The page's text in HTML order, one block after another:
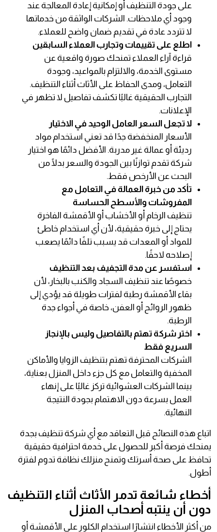
على جودة التنظيف أو إمكانية إعادة المعالجة عند
وجود أي ملاحظات. الشركات الواثقة من خدماتها
لا تتردد عادة في تقديم ضمان واضح للعملاء.
اطلع على تقييمات وتجارب العملاء السابقين
قراءة آراء العملاء تمنحك صورة واقعية عن
مستوى الخدمة، والالتزام بالمواعيد، وجودة
التعامل، ومدى الحفاظ على الأثاث أثناء التنظيف.
التجارب الحقيقية غالبًا تكشف تفاصيل لا تظهر في
الإعلانات.
لا تجعل السعر العامل الوحيد في الاختيار
الأسعار المنخفضة جدًا قد تعني استخدام مواد
رديئة أو عمالة غير مدربة. الأفضل دائمًا هو اختيار
شركة تقدم توازنًا بين الجودة والسعر بدلًا من
البحث عن الأرخص فقط.
تأكد من خبرة العمالة في التعامل مع
المفروشات والأسطح الحساسة
تنظيف الرخام أو الأخشاب أو الأقمشة الفاخرة
يحتاج إلى خبرة حقيقية، لأن أي استخدام خاطئ
للمواد أو المعدات قد يسبب تلفًا دائمًا يصعب
إصلاحه لاحقًا.
استفسر عن مدة التجفيف بعد التنظيف
خصوصًا عند تنظيف السجاد والكنب بالبخار، لأن
بقاء الأقمشة رطبة لفترات طويلة قد يؤدي إلى
ظهور الروائح أو العفن، خاصة في أجواء جدة
الرطبة.
اختر شركة تهتم بالتفاصيل وليس بالإنجاز
السريع فقط
الشركات المحترفة تهتم بتنظيف الزوايا والأماكن
المخفية والتعامل مع كل جزء داخل المنزل بعناية،
بينما الشركات العشوائية تركز غالبًا على إنهاء
العمل بسرعة دون الاهتمام بجودة النتيجة
النهائية.
اتباع هذه النصائح قبل التعاقد مع أي شركة تنظيف بجدة
يمنحك فرصة أكبر للحصول على خدمة احترافية حقيقية
تحافظ على صحة أسرتك وتمنح منزلك نظافة تدوم لفترة
أطول.
أخطاء شائعة تدمر الأثاث أثناء التنظيف
دون أن ينتبه أصحاب المنزل
من أكثر الأخطاء انتشارًا استخدام الكلور على الأقمشة أو